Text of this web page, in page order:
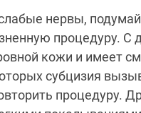
нервы,
процедуру. С
кожи и имеет
субцизия
процедуру.